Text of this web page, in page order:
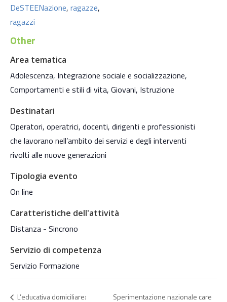
DeSTEENazione, ragazze,
ragazzi
Other
Area tematica
Adolescenza, Integrazione sociale e socializzazione,
Comportamenti e stili di vita, Giovani, Istruzione
Destinatari
Operatori, operatrici, docenti, dirigenti e professionisti
che lavorano nell’ambito dei servizi e degli interventi
rivolti alle nuove generazioni
Tipologia evento
On line
Caratteristiche dell'attività
Distanza - Sincrono
Servizio di competenza
Servizio Formazione
L’educativa domiciliare:
Sperimentazione nazionale care